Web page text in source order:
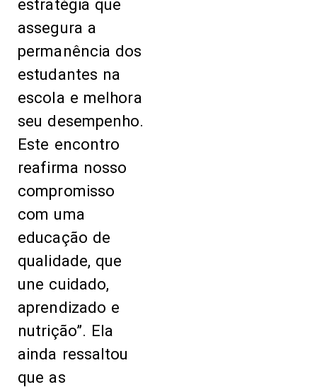
estratégia que
assegura a
permanência dos
estudantes na
escola e melhora
seu desempenho.
Este encontro
reafirma nosso
compromisso
com uma
educação de
qualidade, que
une cuidado,
aprendizado e
nutrição”. Ela
ainda ressaltou
que as